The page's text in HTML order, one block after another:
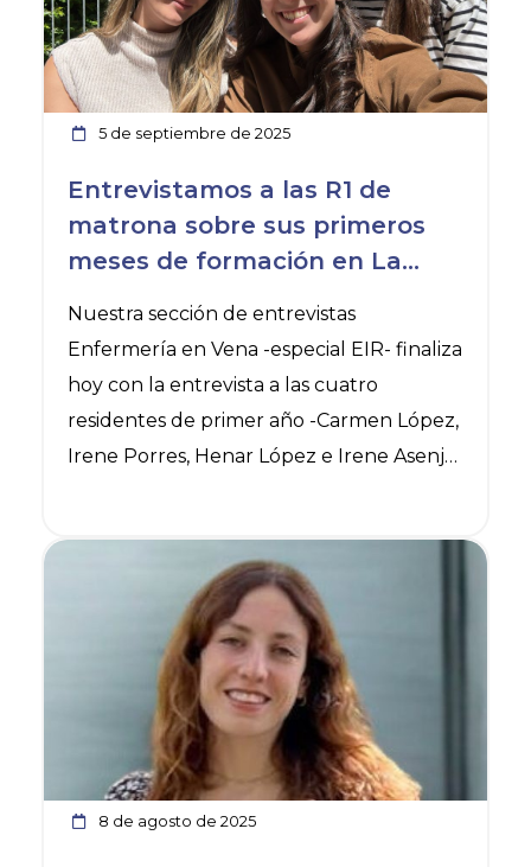
5 de septiembre de 2025
Entrevistamos a las R1 de
matrona sobre sus primeros
meses de formación en La
Nuestra sección de entrevistas
Enfermería en Vena -especial EIR- finaliza
hoy con la entrevista a las cuatro
residentes de primer año -Carmen López,
Irene Porres, Henar López e Irene Asenjo-
aquí a cada una de ellas. Carmen
López: «El tomar decisiones y la
autonomía que tienen las matronas me
parece importante para empoderar
nuestra profesión y nuestra figura» Irene
Porres: «Es importante defender el papel
específico de la matrona y seguir
luchando para que su labor sea
8 de agosto de 2025
Ver noticia